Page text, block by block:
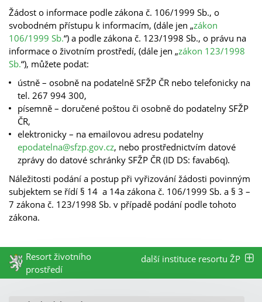
Žádost o informace podle zákona č. 106/1999 Sb., o
svobodném přístupu k informacím, (dále jen „zákon
106/1999 Sb.“) a podle zákona č. 123/1998 Sb., o právu na
informace o životním prostředí, (dále jen „zákon 123/1998
Sb.“), můžete podat:
ústně – osobně na podatelně SFŽP ČR nebo telefonicky na
tel. 267 994 300,
písemně – doručené poštou či osobně do podatelny SFŽP
ČR,
elektronicky – na emailovou adresu podatelny
epodatelna@sfzp.gov.cz, nebo prostřednictvím datové
zprávy do datové schránky SFŽP ČR (ID DS: favab6q).
Náležitosti podání a postup při vyřizování žádosti povinným
subjektem se řídí § 14 a 14a zákona č. 106/1999 Sb. a § 3 –
7 zákona č. 123/1998 Sb. v případě podání podle tohoto
zákona.
Resort životního
prostředí
další instituce resortu ŽP